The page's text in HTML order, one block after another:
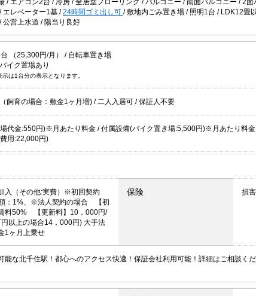
/ エアコン2台 /冷房 /全居室フローリング /バルコニー /南面バルコニー /2面
/ エレベーター1基 /24時間ゴミ出し可 /敷地内ごみ置き場 / 照明1台 / LDK12畳
/公営上水道 / 陽当り良好
（25,300円/月） / 自転車置き場
バイク置場あり
は1台分の表示となります。
飼育の場合：敷金1ヶ月増) / 二人入居可 /保証人不要
代金:550円)※月あたり料金 / 付属設備(バイク置き場:5,500円)※月あたり料
用:22,000円)
入（その他:実費）※初回契約
：1%、※法人契約の場合 【初
料50% 【更新料】10，000円/
以上の場合14，000円) 大手法
1ヶ月上乗せ
保険 損
能な北千住駅！都心へのアクセス快適！保証会社利用可能！詳細はご相談く